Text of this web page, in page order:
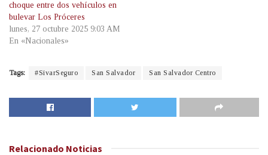
choque entre dos vehículos en
bulevar Los Próceres
lunes, 27 octubre 2025 9:03 AM
En «Nacionales»
Tags: #SivarSeguro San Salvador San Salvador Centro
Relacionado Noticias